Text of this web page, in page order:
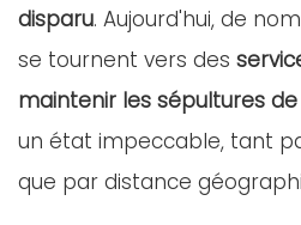
disparu. Aujourd'hui, de
se tournent vers des
maintenir les sépultures
un état impeccable, tant
que par distance